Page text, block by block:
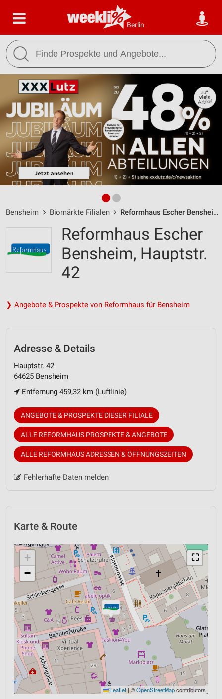
Berlin
Bensheim Biomärkte Filialen Reformhaus Escher Bensheim / Hauptstr. 42 - Öffnungszeiten & Adresse
Reformhaus Escher
Bensheim, Hauptstr.
42
❯ Angebote & Prospekte von Reformhaus für Bensheim
Adresse & Details
Hauptstr. 42
64625 Bensheim
Entfernung 459,32 km (Luftlinie)
ANGEBOTE & PROSPEKTE DIESER FILIALE
ALLE REFORMHAUS PROSPEKTE & ANGEBOTE
ALLE REFORMHAUS ADRESSEN & ÖFFNUNGSZEITEN
Fehlerhafte Daten melden
Karte & Route
⛶
+
−
Leaflet |©OpenStreetMapcontributors